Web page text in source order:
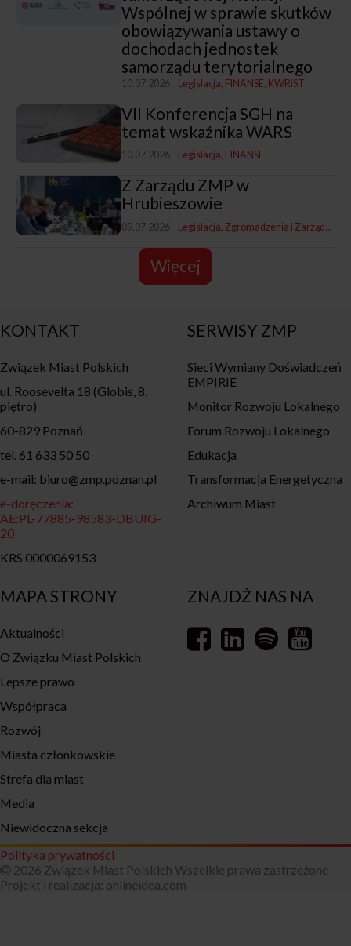
Wspólnej w sprawie skutków
obowiązywania ustawy o
dochodach jednostek
samorządu terytorialnego
10.07.2026 Legislacja FINANSE KWRiST
VII Konferencja SGH na
temat wskaźnika WARS
10.07.2026 Legislacja FINANSE
Z Zarządu ZMP w
Hrubieszowie
09.07.2026 Legislacja Zgromadzenia i Zarządy ZMP
Więcej
MAPA STRONY
Aktualności
O Związku Miast Polskich
Lepsze prawo
Współpraca
Rozwój
Miasta członkowskie
Strefa dla miast
Media
Niewidoczna sekcja
KONTAKT
Związek Miast Polskich
ul. Roosevelta 18 (Globis, 8.
piętro)
60-829 Poznań
tel. 61 633 50 50
e-mail: biuro@zmp.poznan.pl
e-doręczenia:
AE:PL-77885-98583-DBUIG-
20
KRS 0000069153
SERWISY ZMP
Sieci Wymiany Doświadczeń
EMPIRIE
Monitor Rozwoju Lokalnego
Forum Rozwoju Lokalnego
Edukacja
Transformacja Energetyczna
Archiwum Miast
ZNAJDŹ NAS NA
Polityka prywatności
2026 Związek Miast Polskich Wszelkie prawa zastrzeżone
Projekt i realizacja: onlineidea.com